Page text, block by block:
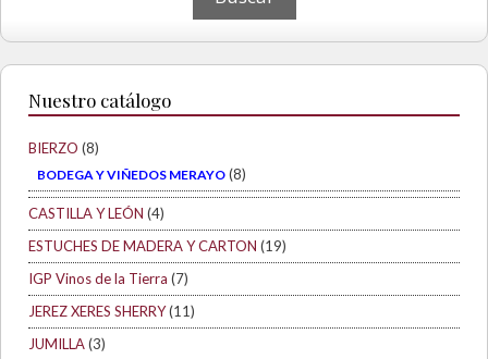
Nuestro catálogo
BIERZO (8)
BODEGA Y VIÑEDOS MERAYO (8)
CASTILLA Y LEÓN (4)
ESTUCHES DE MADERA Y CARTON (19)
IGP Vinos de la Tierra (7)
JEREZ XERES SHERRY(11)
JUMILLA(3)